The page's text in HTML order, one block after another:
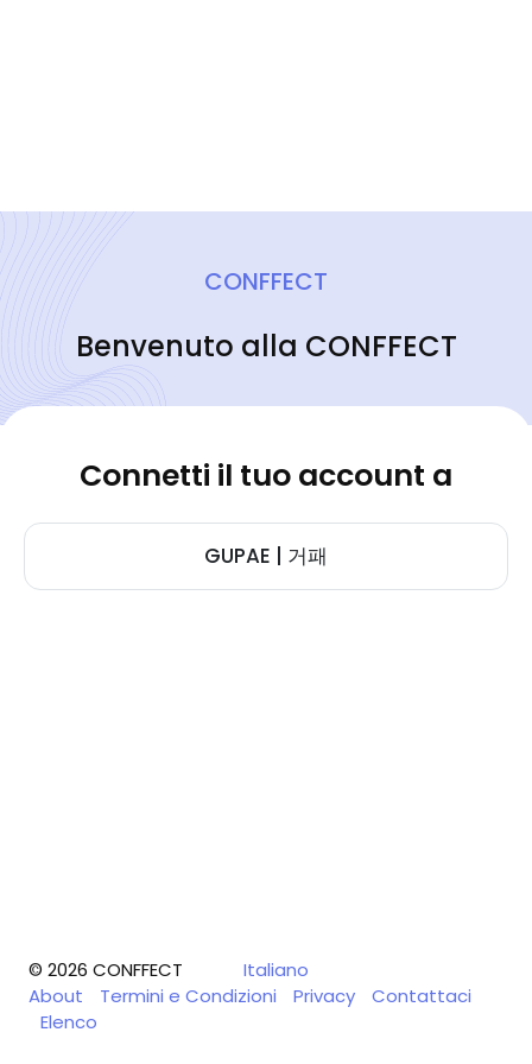
CONFFECT
Benvenuto alla CONFFECT
Connetti il tuo account a
GUPAE | 거패
© 2026 CONFFECT
Italiano
About
Termini e Condizioni Privacy
Contattaci
Elenco